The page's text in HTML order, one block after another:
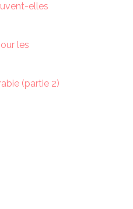
elles
les
(partie 2)